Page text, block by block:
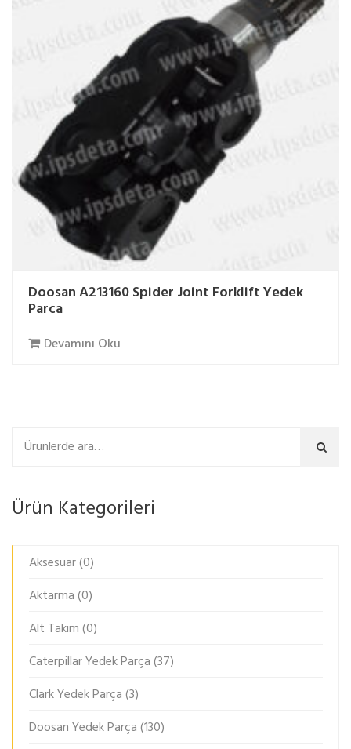
Doosan A213160 Spider Joint Forklift Yedek
Parca
Devamını Oku
Ara
Ürün Kategorileri
Aksesuar(0)
Aktarma(0)
Alt Takım(0)
Caterpillar Yedek Parça(37)
Clark Yedek Parça(3)
Doosan Yedek Parça(130)